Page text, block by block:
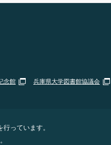
念館
兵庫県大学図書館協議会
っています。